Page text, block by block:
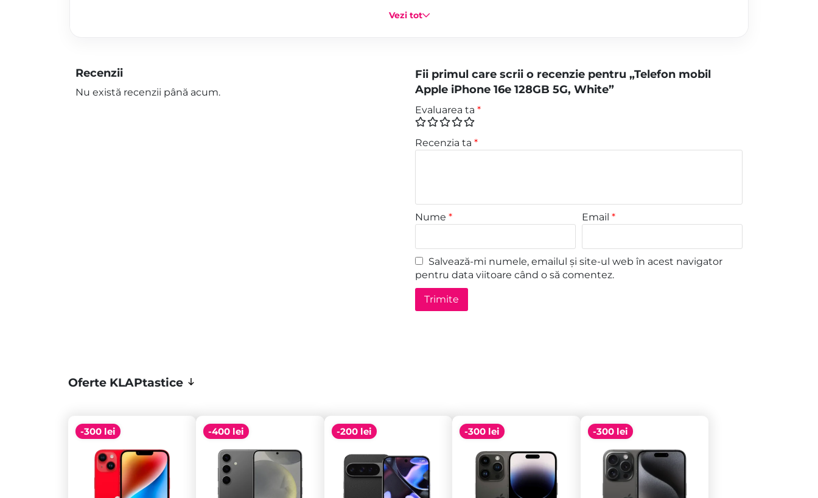
Vezi tot
Recenzii
Nu există recenzii până acum.
Fii primul care scrii o recenzie pentru „Telefon mobil
Apple iPhone 16e 128GB 5G, White”
Evaluarea ta *
Recenzia ta *
Nume * Email*
Salvează-mi numele, emailul și site-ul web în acest navigator
pentru data viitoare când o să comentez.
Oferte KLAPtastice
-300 lei -400 lei -200 lei -300 lei -300 lei